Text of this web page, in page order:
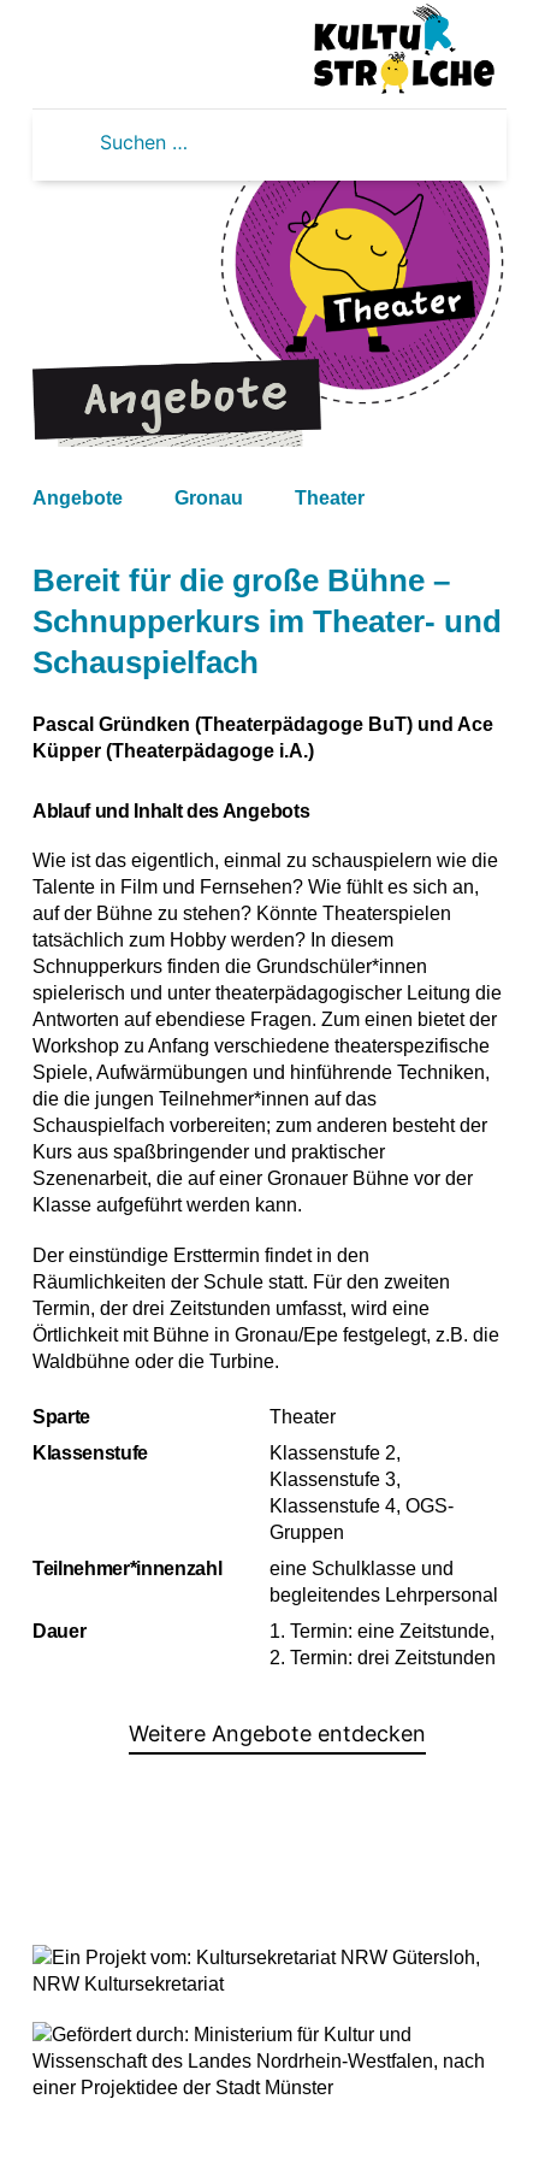
Suchen
Angebote Gronau Theater
Bereit für die große Bühne –
Schnupperkurs im Theater- und
Schauspielfach
Pascal Gründken (Theaterpädagoge BuT) und Ace
Küpper (Theaterpädagoge i.A.)
Ablauf und Inhalt des Angebots
Wie ist das eigentlich, einmal zu schauspielern wie die
Talente in Film und Fernsehen? Wie fühlt es sich an,
auf der Bühne zu stehen? Könnte Theaterspielen
tatsächlich zum Hobby werden? In diesem
Schnupperkurs finden die Grundschüler*innen
spielerisch und unter theaterpädagogischer Leitung die
Antworten auf ebendiese Fragen. Zum einen bietet der
Workshop zu Anfang verschiedene theaterspezifische
Spiele, Aufwärmübungen und hinführende Techniken,
die die jungen Teilnehmer*innen auf das
Schauspielfach vorbereiten; zum anderen besteht der
Kurs aus spaßbringender und praktischer
Szenenarbeit, die auf einer Gronauer Bühne vor der
Klasse aufgeführt werden kann.
Der einstündige Ersttermin findet in den
Räumlichkeiten der Schule statt. Für den zweiten
Termin, der drei Zeitstunden umfasst, wird eine
Örtlichkeit mit Bühne in Gronau/Epe festgelegt, z.B. die
Waldbühne oder die Turbine.
Sparte
Theater
Klassenstufe
Klassenstufe 2,
Klassenstufe 3,
Klassenstufe 4, OGS-
Gruppen
Teilnehmer*innenzahl
eine Schulklasse und
begleitendes Lehrpersonal
Dauer
1. Termin: eine Zeitstunde,
2. Termin: drei Zeitstunden
Weitere Angebote entdecken